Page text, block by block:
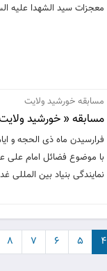
معجزات سيد الشهدا عليه
مسابقه خورشید ولایت
مسابقه « خورشید
فرارسیدن ماه ذی الحجه و
با موضوع فضائل امام علی
نمایندگی بنیاد بین
۴ ۵ ۶ ۷ ۸